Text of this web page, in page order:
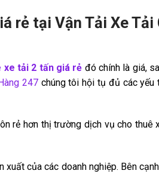
rẻ tại Vận Tải Xe Tải
xe tải 2 tấn giá rẻ đó chính là giá,
247chúng tôi hội tụ đủ các yếu
rẻ hơn thị trường dịch vụ cho thuê
của các doanh nghiệp. Bên